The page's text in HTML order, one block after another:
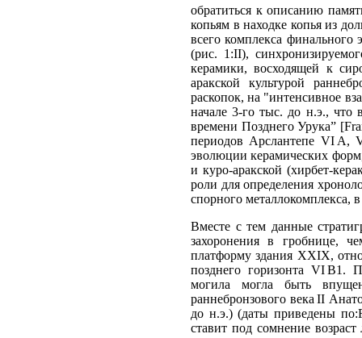
обратиться к описанию
копьям в находке копья из
всего комплекса
(рис. 1:II),
керамики, восходящей к
аракской культурой
раскопок, на "интенсивное
начале 3-го тыс. до н.э., что
времени Позднего Урука”
периодов Арслантепе VI A,
эволюции керамических
и куро-аракской (хирбет-
роли для определения
спорного металлокомплекса,
Вместе с тем данные
захоронения в гробнице,
платформу здания ХХIX,
позднего горизонта VI B1.
могила могла быть
раннебронзового века II
до н.э.) (даты приведены
ставит под сомнение